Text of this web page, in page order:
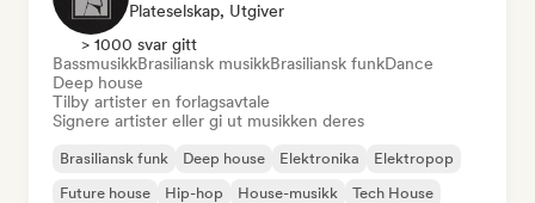
Plateselskap, Utgiver
> 1000 svar gitt
BassmusikkBrasiliansk musikkBrasiliansk funkDance
Deep house
Tilby artister en forlagsavtale
Signere artister eller gi ut musikken deres
Brasiliansk funk Deep house Elektronika
Elektropop
Future house
Hip-hop House-musikk Tech House